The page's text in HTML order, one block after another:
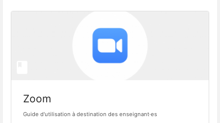
Zoom
Guide d'utilisation à destination des enseignant·es